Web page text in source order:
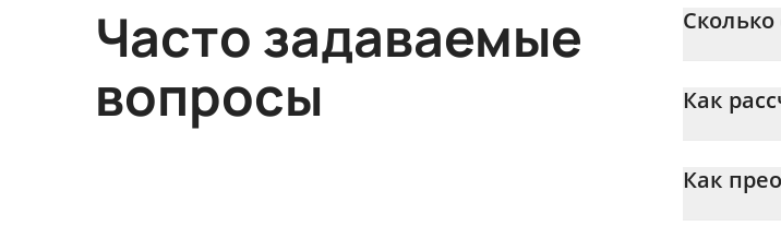
Часто задаваемые
вопросы
На данный
Как
просто
значение в
Как